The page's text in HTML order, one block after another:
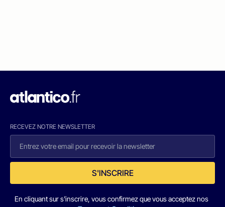
RECEVEZ NOTRE NEWSLETTER
S'INSCRIRE
En cliquant sur s'inscrire, vous confirmez que vous acceptez nos